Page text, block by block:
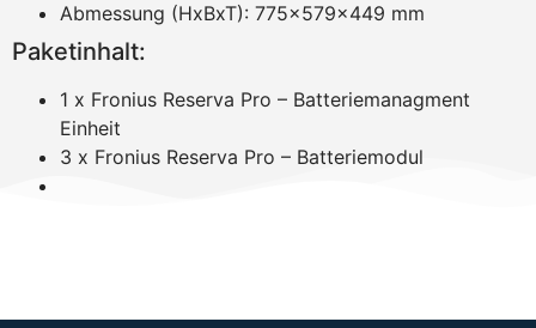
Abmessung (HxBxT): 775x579x449 mm
Paketinhalt:
1 x Fronius Reserva Pro – Batteriemanagment
Einheit
3 x Fronius Reserva Pro – Batteriemodul